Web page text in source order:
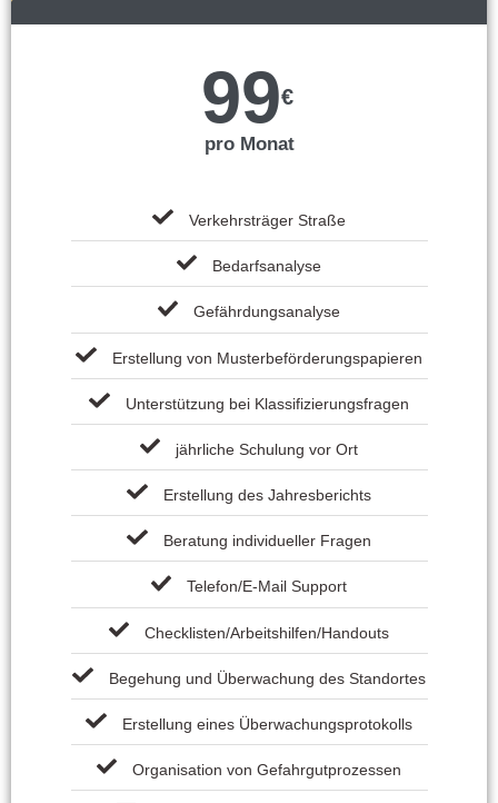
99€
pro Monat
Verkehrsträger Straße
Bedarfsanalyse
Gefährdungsanalyse
Erstellung von Musterbeförderungspapieren
Unterstützung bei Klassifizierungsfragen
jährliche Schulung vor Ort
Erstellung des Jahresberichts
Beratung individueller Fragen
Telefon/E-Mail Support
Checklisten/Arbeitshilfen/Handouts
Begehung und Überwachung des Standortes
Erstellung eines Überwachungsprotokolls
Organisation von Gefahrgutprozessen